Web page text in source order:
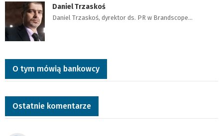
Daniel Trzaskoś
Daniel Trzaskoś, dyrektor ds. PR w Brandscope…
O tym mówią bankowcy
Ostatnie komentarze